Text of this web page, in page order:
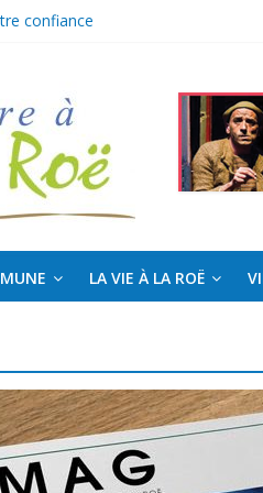
confiance
2026
: Agent culturel pour la saison
LA VIE À LA ROË